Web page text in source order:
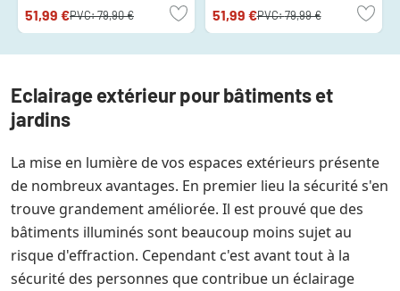
51,99 €PVC:79,90 € 51,99 €PVC:79,99 €
Eclairage extérieur pour bâtiments et
jardins
La mise en lumière de vos espaces extérieurs présente
de nombreux avantages. En premier lieu la sécurité s'en
trouve grandement améliorée. Il est prouvé que des
bâtiments illuminés sont beaucoup moins sujet au
risque d'effraction. Cependant c'est avant tout à la
sécurité des personnes que contribue un éclairage